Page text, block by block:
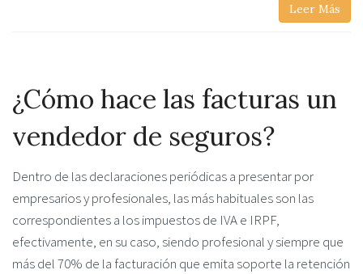
Leer Más
¿Cómo hace las facturas un
vendedor de seguros?
Dentro de las declaraciones periódicas a presentar por
empresarios y profesionales, las más habituales son las
correspondientes a los impuestos de IVA e IRPF,
efectivamente, en su caso, siendo profesional y siempre que
más del 70% de la facturación que emita soporte la retención